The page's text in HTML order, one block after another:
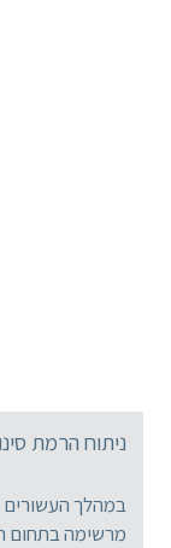
ניתוח הרמת
במהלך העשורים
מרשימה בתחום